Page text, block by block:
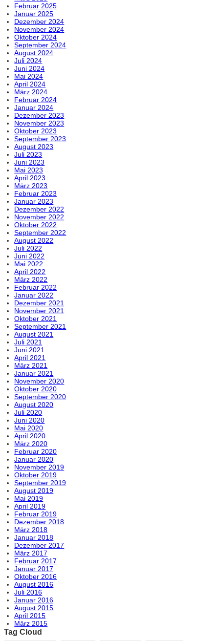
Februar 2025
Januar 2025
Dezember 2024
November 2024
Oktober 2024
September 2024
August 2024
Juli 2024
Juni 2024
Mai 2024
April 2024
März 2024
Februar 2024
Januar 2024
Dezember 2023
November 2023
Oktober 2023
September 2023
August 2023
Juli 2023
Juni 2023
Mai 2023
April 2023
März 2023
Februar 2023
Januar 2023
Dezember 2022
November 2022
Oktober 2022
September 2022
August 2022
Juli 2022
Juni 2022
Mai 2022
April 2022
März 2022
Februar 2022
Januar 2022
Dezember 2021
November 2021
Oktober 2021
September 2021
August 2021
Juli 2021
Juni 2021
April 2021
März 2021
Januar 2021
November 2020
Oktober 2020
September 2020
August 2020
Juli 2020
Juni 2020
Mai 2020
April 2020
März 2020
Februar 2020
Januar 2020
November 2019
Oktober 2019
September 2019
August 2019
Mai 2019
April 2019
Februar 2019
Dezember 2018
März 2018
Januar 2018
Dezember 2017
März 2017
Februar 2017
Januar 2017
Oktober 2016
August 2016
Juli 2016
Januar 2016
August 2015
April 2015
März 2015
Tag Cloud